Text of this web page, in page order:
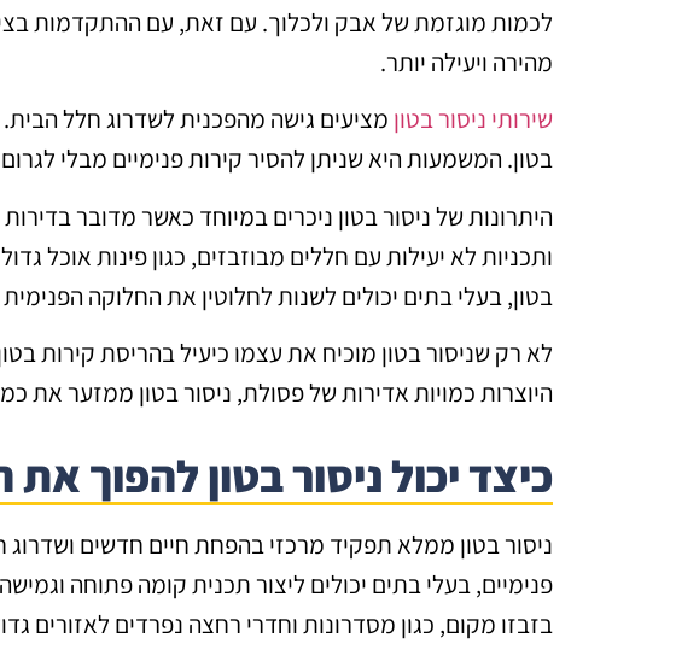
לכמות מוגזמת של אבק ולכלוך. עם זאת, עם ההתקדמות
מהירה ויעילה יותר.
שירותי ניסור בטון מציעים גישה מהפכנית לשדרוג חלל
בטון. המשמעות היא שניתן להסיר קירות פנימיים מבלי
היתרונות של ניסור בטון ניכרים במיוחד כאשר מדובר
ותכניות לא יעילות עם חללים מבוזבזים, כגון פינות אוכל
בטון, בעלי בתים יכולים לשנות לחלוטין את החלוקה
לא רק שניסור בטון מוכיח את עצמו כיעיל בהריסת קירות
היוצרות כמויות אדירות של פסולת, ניסור בטון ממזער את
כיצד יכול ניסור בטון להפוך
ניסור בטון ממלא תפקיד מרכזי בהפחת חיים חדשים ושדרוג
פנימיים, בעלי בתים יכולים ליצור תכנית קומה פתוחה
בזבזו מקום, כגון מסדרונות וחדרי רחצה נפרדים לאזורים